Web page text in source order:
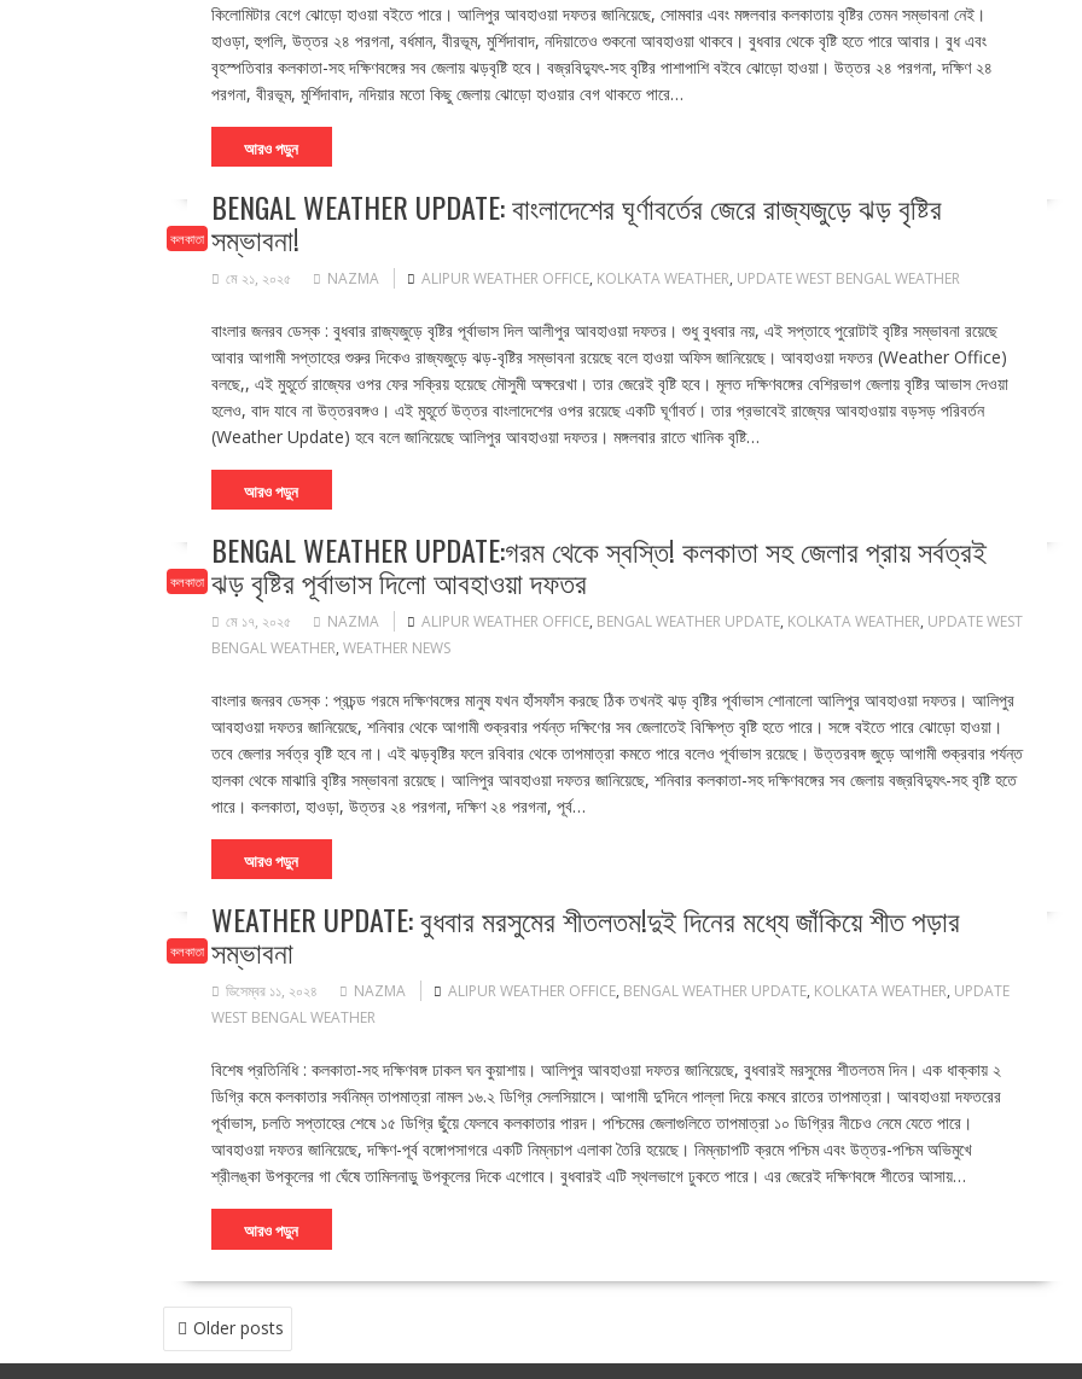
কিলোমিটার বেগে ঝোড়ো হাওয়া বইতে পারে। আলিপুর আবহাওয়া দফতর জানিয়েছে, সোমবার এবং মঙ্গলবার কলকাতায় বৃষ্টির তেমন সম্ভাবনা নেই।
হাওড়া, হুগলি, উত্তর ২৪ পরগনা, বর্ধমান, বীরভূম, মুর্শিদাবাদ, নদিয়াতেও শুকনো আবহাওয়া থাকবে। বুধবার থেকে বৃষ্টি হতে পারে আবার। বুধ এবং
বৃহস্পতিবার কলকাতা-সহ দক্ষিণবঙ্গের সব জেলায় ঝড়বৃষ্টি হবে। বজ্রবিদ্যুৎ-সহ বৃষ্টির পাশাপাশি বইবে ঝোড়ো হাওয়া। উত্তর ২৪ পরগনা, দক্ষিণ ২৪
পরগনা, বীরভূম, মুর্শিদাবাদ, নদিয়ার মতো কিছু জেলায় ঝোড়ো হাওয়ার বেগ থাকতে পারে…
আরও পড়ুন
কলকাতা
BENGAL WEATHER UPDATE: বাংলাদেশের ঘূর্ণাবর্তের জেরে রাজ্যজুড়ে ঝড় বৃষ্টির
সম্ভাবনা!
মে ২১, ২০২৫ NAZMA ALIPUR WEATHER OFFICE, KOLKATA WEATHER, UPDATE WEST BENGAL WEATHER
বাংলার জনরব ডেস্ক : বুধবার রাজ্যজুড়ে বৃষ্টির পূর্বাভাস দিল আলীপুর আবহাওয়া দফতর। শুধু বুধবার নয়, এই সপ্তাহে পুরোটাই বৃষ্টির সম্ভাবনা রয়েছে
আবার আগামী সপ্তাহের শুরুর দিকেও রাজ্যজুড়ে ঝড়-বৃষ্টির সম্ভাবনা রয়েছে বলে হাওয়া অফিস জানিয়েছে। আবহাওয়া দফতর (Weather Office)
বলছে,, এই মুহূর্তে রাজ্যের ওপর ফের সক্রিয় হয়েছে মৌসুমী অক্ষরেখা। তার জেরেই বৃষ্টি হবে। মূলত দক্ষিণবঙ্গের বেশিরভাগ জেলায় বৃষ্টির আভাস দেওয়া
হলেও, বাদ যাবে না উত্তরবঙ্গও। এই মুহূর্তে উত্তর বাংলাদেশের ওপর রয়েছে একটি ঘূর্ণাবর্ত। তার প্রভাবেই রাজ্যের আবহাওয়ায় বড়সড় পরিবর্তন
(Weather Update) হবে বলে জানিয়েছে আলিপুর আবহাওয়া দফতর। মঙ্গলবার রাতে খানিক বৃষ্টি…
আরও পড়ুন
কলকাতা
BENGAL WEATHER UPDATE:গরম থেকে স্বস্তি! কলকাতা সহ জেলার প্রায় সর্বত্রই
ঝড় বৃষ্টির পূর্বাভাস দিলো আবহাওয়া দফতর
মে ১৭, ২০২৫ NAZMA ALIPUR WEATHER OFFICE, BENGAL WEATHER UPDATE, KOLKATA WEATHER, UPDATE WEST
BENGAL WEATHER, WEATHER NEWS
বাংলার জনরব ডেস্ক : প্রচন্ড গরমে দক্ষিণবঙ্গের মানুষ যখন হাঁসফাঁস করছে ঠিক তখনই ঝড় বৃষ্টির পূর্বাভাস শোনালো আলিপুর আবহাওয়া দফতর। আলিপুর
আবহাওয়া দফতর জানিয়েছে, শনিবার থেকে আগামী শুক্রবার পর্যন্ত দক্ষিণের সব জেলাতেই বিক্ষিপ্ত বৃষ্টি হতে পারে। সঙ্গে বইতে পারে ঝোড়ো হাওয়া।
তবে জেলার সর্বত্র বৃষ্টি হবে না। এই ঝড়বৃষ্টির ফলে রবিবার থেকে তাপমাত্রা কমতে পারে বলেও পূর্বাভাস রয়েছে। উত্তরবঙ্গ জুড়ে আগামী শুক্রবার পর্যন্ত
হালকা থেকে মাঝারি বৃষ্টির সম্ভাবনা রয়েছে। আলিপুর আবহাওয়া দফতর জানিয়েছে, শনিবার কলকাতা-সহ দক্ষিণবঙ্গের সব জেলায় বজ্রবিদ্যুৎ-সহ বৃষ্টি হতে
পারে। কলকাতা, হাওড়া, উত্তর ২৪ পরগনা, দক্ষিণ ২৪ পরগনা, পূর্ব…
আরও পড়ুন
কলকাতা
WEATHER UPDATE: বুধবার মরসুমের শীতলতম!দুই দিনের মধ্যে জাঁকিয়ে শীত পড়ার
সম্ভাবনা
ডিসেম্বর ১১, ২০২৪ NAZMA ALIPUR WEATHER OFFICE, BENGAL WEATHER UPDATE, KOLKATA WEATHER, UPDATE
WEST BENGAL WEATHER
বিশেষ প্রতিনিধি : কলকাতা-সহ দক্ষিণবঙ্গ ঢাকল ঘন কুয়াশায়। আলিপুর আবহাওয়া দফতর জানিয়েছে, বুধবারই মরসুমের শীতলতম দিন। এক ধাক্কায় ২
ডিগ্রি কমে কলকাতার সর্বনিম্ন তাপমাত্রা নামল ১৬.২ ডিগ্রি সেলসিয়াসে। আগামী দু’দিনে পাল্লা দিয়ে কমবে রাতের তাপমাত্রা। আবহাওয়া দফতরের
পূর্বাভাস, চলতি সপ্তাহের শেষে ১৫ ডিগ্রি ছুঁয়ে ফেলবে কলকাতার পারদ। পশ্চিমের জেলাগুলিতে তাপমাত্রা ১০ ডিগ্রির নীচেও নেমে যেতে পারে।
আবহাওয়া দফতর জানিয়েছে, দক্ষিণ-পূর্ব বঙ্গোপসাগরে একটি নিম্নচাপ এলাকা তৈরি হয়েছে। নিম্নচাপটি ক্রমে পশ্চিম এবং উত্তর-পশ্চিম অভিমুখে
শ্রীলঙ্কা উপকূলের গা ঘেঁষে তামিলনাড়ু উপকূলের দিকে এগোবে। বুধবারই এটি স্থলভাগে ঢুকতে পারে। এর জেরেই দক্ষিণবঙ্গে শীতের আসায়…
আরও পড়ুন
POSTS
NAVIGATION
Older posts